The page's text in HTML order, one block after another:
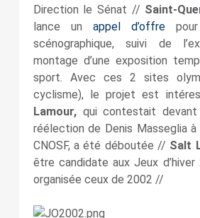
Direction le Sénat // Saint-
lance un appel d’offre
scénographique, suivi de
montage d’une exposition
sport. Avec ces 2 sites
cyclisme), le projet est
Lamour,qui contestait devant
réélection de Denis Masseglia
CNOSF, a été déboutée // Salt
être candidate aux Jeux
organisée ceux de 2002 //